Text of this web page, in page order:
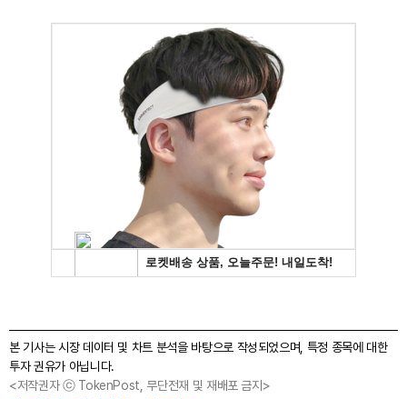
본 기사는 시장 데이터 및 차트 분석을 바탕으로 작성되었으며, 특정 종목에 대한
투자 권유가 아닙니다.
<저작권자 ⓒ TokenPost, 무단전재 및 재배포 금지>